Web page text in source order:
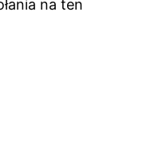
na ten